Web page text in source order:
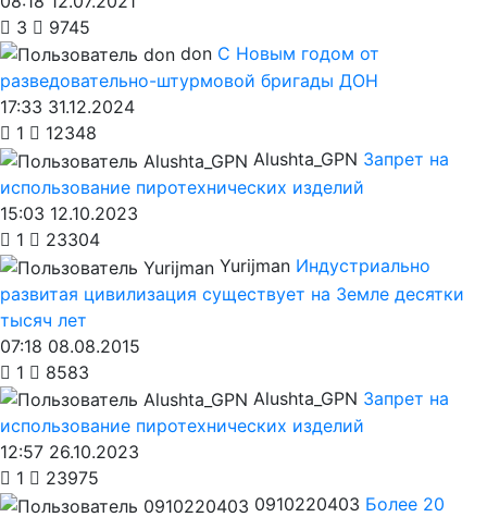
3
9745
don С Новым годом от
разведовательно-штурмовой бригады ДОН
17:33 31.12.2024
1
12348
Alushta_GPN Запрет на
использование пиротехнических изделий
15:03 12.10.2023
1
23304
Yurijman Индустриально
развитая цивилизация существует на Земле десятки
тысяч лет
07:18 08.08.2015
1
8583
Alushta_GPN Запрет на
использование пиротехнических изделий
12:57 26.10.2023
1
23975
0910220403 Более 20